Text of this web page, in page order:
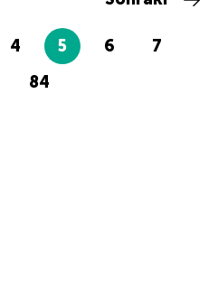
4 5 6
7
84